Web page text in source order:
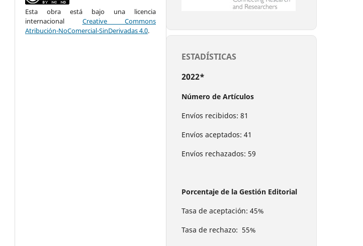
Esta obra está bajo una licencia
internacional Creative Commons
Atribución-NoComercial-SinDerivadas 4.0.
ESTADÍSTICAS
2022*
Número de Artículos
Envíos recibidos: 81
Envíos aceptados: 41
Envíos rechazados: 59
Porcentaje de la Gestión Editorial
Tasa de aceptación: 45%
Tasa de rechazo: 55%